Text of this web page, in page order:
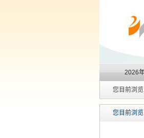
2026
您目前浏
您目前浏